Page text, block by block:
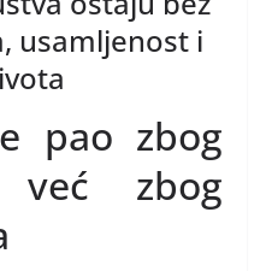
usamljenost i
pao zbog
već zbog